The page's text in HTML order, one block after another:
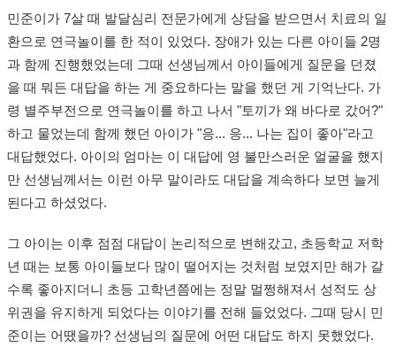
민준이가 7살 때 발달심리 전문가에게 상담을 받으면서 치료의 일
환으로 연극놀이를 한 적이 있었다. 장애가 있는 다른 아이들 2명
과 함께 진행했었는데 그때 선생님께서 아이들에게 질문을 던졌
을 때 뭐든 대답을 하는 게 중요하다는 말을 했던 게 기억난다. 가
령 별주부전으로 연극놀이를 하고 나서 "토끼가 왜 바다로 갔어?"
하고 물었는데 함께 했던 아이가 "응... 응... 나는 집이 좋아"라고
대답했었다. 아이의 엄마는 이 대답에 영 불만스러운 얼굴을 했지
만 선생님께서는 이런 아무 말이라도 대답을 계속하다 보면 늘게
된다고 하셨었다.
그 아이는 이후 점점 대답이 논리적으로 변해갔고, 초등학교 저학
년 때는 보통 아이들보다 많이 떨어지는 것처럼 보였지만 해가 갈
수록 좋아지더니 초등 고학년쯤에는 정말 멀쩡해져서 성적도 상
위권을 유지하게 되었다는 이야기를 전해 들었었다. 그때 당시 민
준이는 어땠을까? 선생님의 질문에 어떤 대답도 하지 못했었다.